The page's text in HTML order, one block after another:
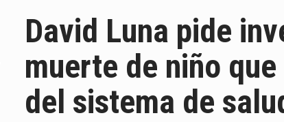
David Luna pide
muerte de niño
del sistema de